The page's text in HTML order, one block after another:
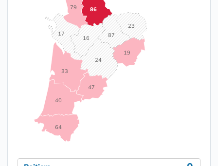
16
17
19
23
24
33
40
47
64
79 86
87